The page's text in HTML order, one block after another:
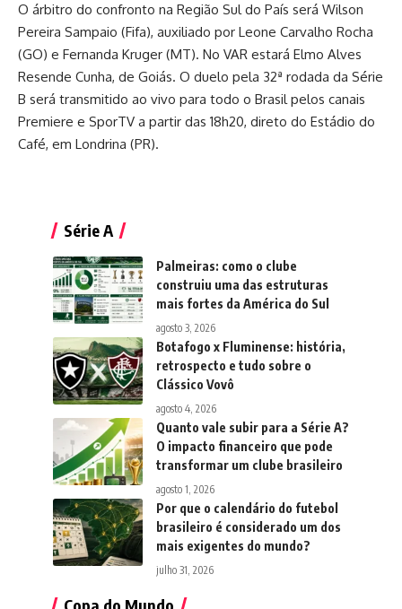
O árbitro do confronto na Região Sul do País será Wilson
Pereira Sampaio (Fifa), auxiliado por Leone Carvalho Rocha
(GO) e Fernanda Kruger (MT). No VAR estará Elmo Alves
Resende Cunha, de Goiás. O duelo pela 32ª rodada da Série
B será transmitido ao vivo para todo o Brasil pelos canais
Premiere e SporTV a partir das 18h20, direto do Estádio do
Café, em Londrina (PR).
Série A
Palmeiras: como o clube
construiu uma das estruturas
mais fortes da América do Sul
agosto 3, 2026
Botafogo x Fluminense: história,
retrospecto e tudo sobre o
Clássico Vovô
agosto 4, 2026
Quanto vale subir para a Série A?
O impacto financeiro que pode
transformar um clube brasileiro
agosto 1, 2026
Por que o calendário do futebol
brasileiro é considerado um dos
mais exigentes do mundo?
julho 31, 2026